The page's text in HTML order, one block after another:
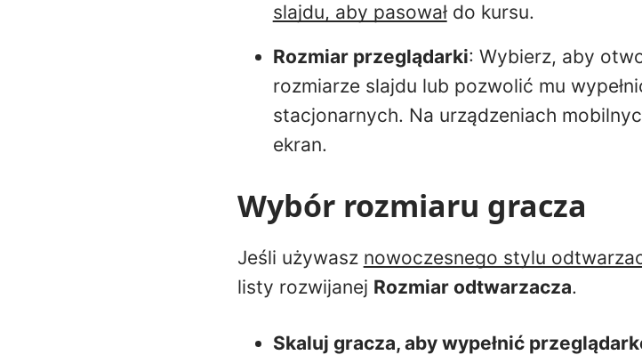
slajdu, aby pasowałdo kursu.
Rozmiar przeglądarki: Wybierz, aby
rozmiarze slajdu lub pozwolić mu
stacjonarnych. Na urządzeniach
ekran.
Wybór rozmiaru gracza
Jeśli używasz nowoczesnego stylu
listy rozwijanej Rozmiar odtwarzacza.
Skaluj gracza, aby wypełnić